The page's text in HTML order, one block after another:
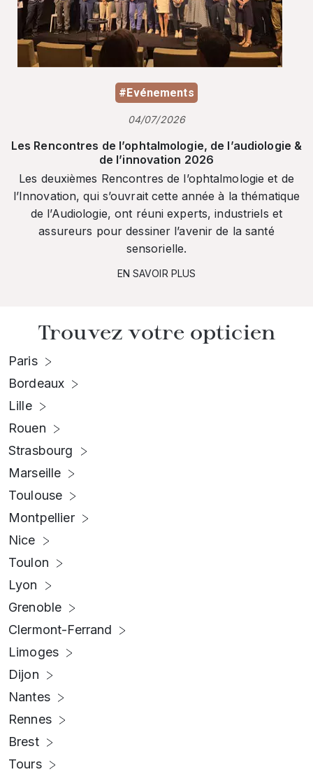
#Evénements
04/07/2026
Les Rencontres de l’ophtalmologie, de l’audiologie &
de l’innovation 2026
Les deuxièmes Rencontres de l’ophtalmologie et de
l’Innovation, qui s’ouvrait cette année à la thématique
de l’Audiologie, ont réuni experts, industriels et
assureurs pour dessiner l’avenir de la santé
sensorielle.
EN SAVOIR PLUS
Trouvez votre opticien
Paris
Bordeaux
Lille
Rouen
Strasbourg
Marseille
Toulouse
Montpellier
Nice
Toulon
Lyon
Grenoble
Clermont-Ferrand
Limoges
Dijon
Nantes
Rennes
Brest
Tours